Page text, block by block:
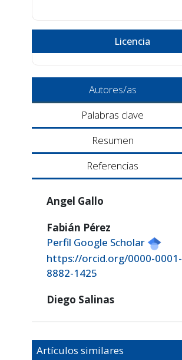
Licencia
Autores/as
Palabras clave
Resumen
Referencias
Angel Gallo
Fabián Pérez
Perfil Google Scholar
https://orcid.org/0000-0001-
8882-1425
Diego Salinas
Artículos similares